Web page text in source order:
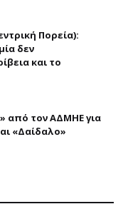
Πορεία):
δεν
και το
από τον ΑΔΜΗΕ για
«Δαίδαλο»